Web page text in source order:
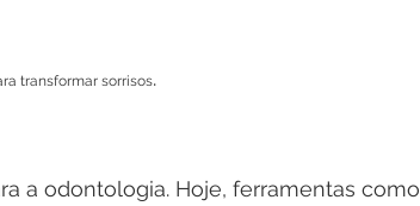
transformar sorrisos.
a odontologia. Hoje, ferramentas como